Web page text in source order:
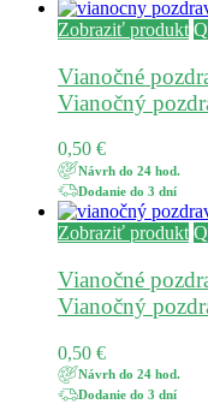
Zobraziť produkt
Vianočné
Vianočný
0,50 €
Návrh do 24 hod.
Dodanie do 3 dní
Zobraziť produkt
Vianočné
Vianočný
0,50 €
Návrh do 24 hod.
Dodanie do 3 dní